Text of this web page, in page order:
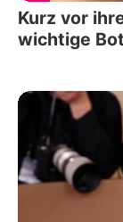
Kurz vor
wichtige